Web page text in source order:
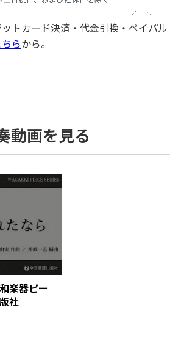
トカード決済・代金引換・ペイパル
らから。
動画を見る
楽器ピー
社